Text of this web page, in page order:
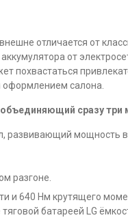
отличается от
от
похвастаться
салона.
объединяющий сразу три
мощность в
разгоне.
и 640 Нм крутящего
батареей LG